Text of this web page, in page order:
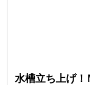
水槽立ち上げ！